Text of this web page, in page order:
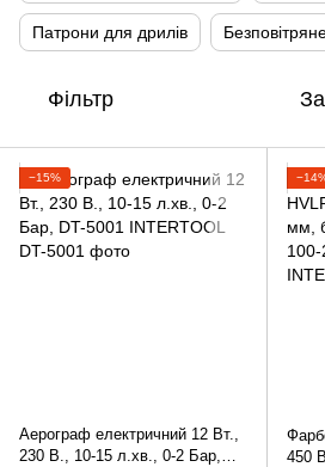
Патрони для дрилів
Фільтр
−15%
Аерограф електричний 12 Вт.,
230 В., 10-15 л.хв., 0-2 Бар,
450